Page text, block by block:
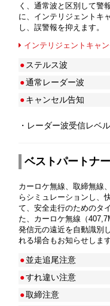
く、通常波と区別して警
に、インテリジェントキ
し、誤警報を抑えます。
インテリジェントキャ
● ステルス波
●通常レーダー波
●キャンセル告知
・レーダー波受信レベ
ベストパートナ
カーロケ無線、取締無線
らシミュレーションし、
て、安全走行のためのタ
た、カーロケ無線（
発信元の遠近を自動識別
れる場合もお知らせします
●並走追尾注意
●すれ違い注意
●取締注意